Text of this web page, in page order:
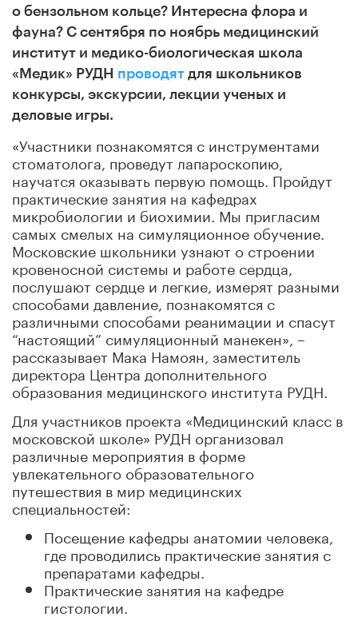
о бензольном кольце? Интересна флора и
фауна? С сентября по ноябрь медицинский
институт и медико-биологическая школа
«Медик» РУДН проводят для школьников
конкурсы, экскурсии, лекции ученых и
деловые игры.
«Участники познакомятся с инструментами
стоматолога, проведут лапароскопию,
научатся оказывать первую помощь. Пройдут
практические занятия на кафедрах
микробиологии и биохимии. Мы пригласим
самых смелых на симуляционное обучение.
Московские школьники узнают о строении
кровеносной системы и работе сердца,
послушают сердце и легкие, измерят разными
способами давление, познакомятся с
различными способами реанимации и спасут
“настоящий” симуляционный манекен», –
рассказывает Мака Намоян, заместитель
директора Центра дополнительного
образования медицинского института РУДН.
Для участников проекта «Медицинский класс в
московской школе» РУДН организовал
различные мероприятия в форме
увлекательного образовательного
путешествия в мир медицинских
специальностей:
Посещение кафедры анатомии человека,
где проводились практические занятия с
препаратами кафедры.
Практические занятия на кафедре
гистологии.